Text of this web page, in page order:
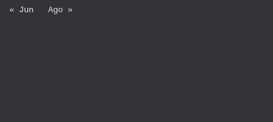
« Jun
Ago »